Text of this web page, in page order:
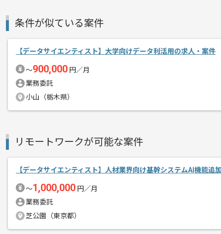
データアナリストとしての実務経験を
基本的には一部リモートでの作業を見込
条件が似ている案件
【データサイエンティスト】大学向けデータ利活用の求人・案件
〜900,000 円／月
業務委託
小山（栃木県）
リモートワークが可能な案件
【データサイエンティスト】人材業界向け基幹システムAI機能追
〜1,000,000 円／月
業務委託
芝公園（東京都）